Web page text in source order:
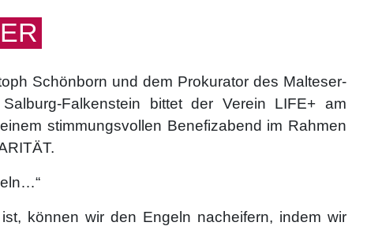
Schönborn und dem Prokurator des Malteser-
Falkenstein bittet der Verein LIFE+ am
stimmungsvollen Benefizabend im Rahmen
können wir den Engeln nacheifern, indem wir